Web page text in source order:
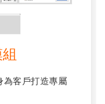
為客戶打造專屬